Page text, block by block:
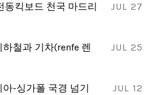
JUL 27
킥보드 천국 마드리
JUL 25
철과 기차(renfe 렌
JUL 12
-싱가폴 국경 넘기